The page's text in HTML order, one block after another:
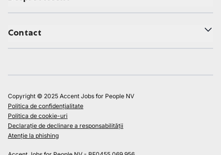
Contact
Copyright © 2025 Accent Jobs for People NV
Politica de confidențialitate
Politica de cookie-uri
Declarație de declinare a responsabilității
Atenție la phishing